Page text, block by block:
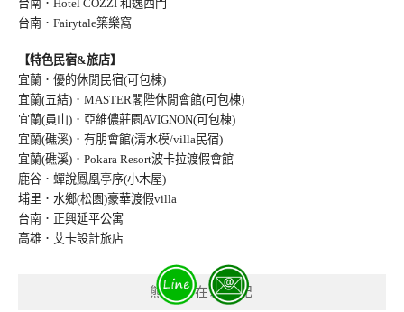
台南．Hotel COZZI 和逸西門
台南．Fairytale築樂窩
【特色民宿&旅店】
宜蘭．優的休閒民宿(可包棟)
宜蘭(五結)．MASTER閣陛休閒會館(可包棟)
宜蘭(員山)．亞維儂莊園AVIGNON(可包棟)
宜蘭(礁溪)．有朋會館(清水模/villa民宿)
宜蘭(礁溪)．Pokara Resort波卡拉渡假會館
鹿谷．蟬說鳳凰亭序(小木屋)
埔里．水鄉(松園)豪華渡假villa
台南．正興延平公寓
高雄．艾卡設計旅店
熊出沒在愛食記